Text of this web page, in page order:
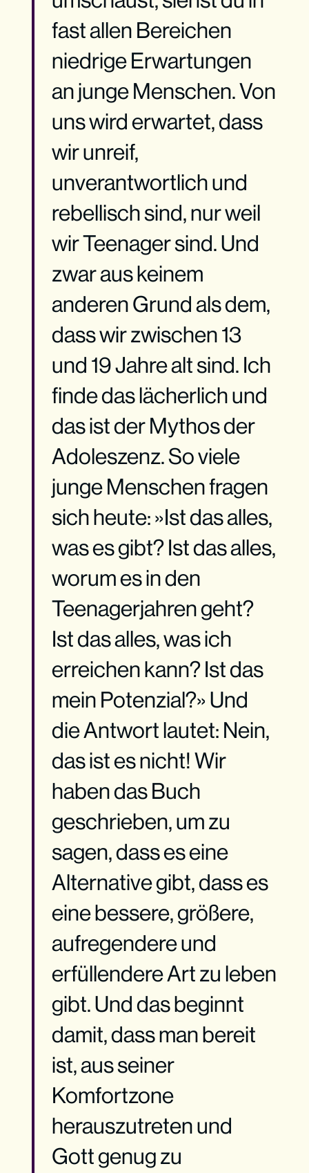
fast allen Bereichen
niedrige Erwartungen
an junge Menschen. Von
uns wird erwartet, dass
wir unreif,
unverantwortlich und
rebellisch sind, nur weil
wir Teenager sind. Und
zwar aus keinem
anderen Grund als dem,
dass wir zwischen 13
und 19 Jahre alt sind. Ich
finde das lächerlich und
das ist der Mythos der
Adoleszenz. So viele
junge Menschen fragen
sich heute: »Ist das alles,
was es gibt? Ist das alles,
worum es in den
Teenagerjahren geht?
Ist das alles, was ich
erreichen kann? Ist das
mein Potenzial?» Und
die Antwort lautet: Nein,
das ist es nicht! Wir
haben das Buch
geschrieben, um zu
sagen, dass es eine
Alternative gibt, dass es
eine bessere, größere,
aufregendere und
erfüllendere Art zu leben
gibt. Und das beginnt
damit, dass man bereit
ist, aus seiner
Komfortzone
herauszutreten und
Gott genug zu